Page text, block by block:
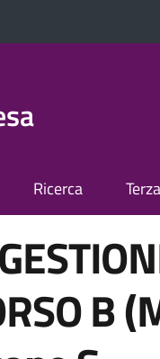
Ricerca
B